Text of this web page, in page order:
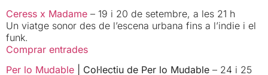
Ceress x Madame – 19 i 20 de setembre, a les 21 h
Un viatge sonor des de l’escena urbana fins a l’indie i el
funk.
Comprar entrades
Per lo Mudable | Col·lectiu de Per lo Mudable – 24 i 25